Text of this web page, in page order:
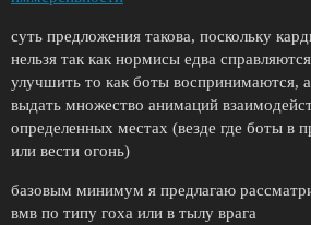
суть предложения такова, поскольку
нельзя так как нормисы едва
улучшить то как боты воспринимаются,
выдать множество анимаций
определенных местах (везде где боты в
или вести огонь)
базовым минимум я предлагаю
вмв по типу гоха или в тылу врага